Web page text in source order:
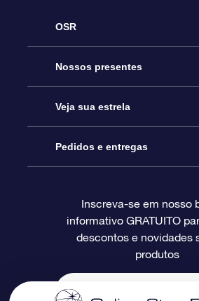
OSR
Serviço
Entre em contato conosco
Blog
Avaliações
Nossos presentes
Presente estrelar on-line
Pacote de presente da OSR
O cartão de presente da OSR
Presentes corporativos
Veja sua estrela
Star Register
Página estelar personalizada
Um Milhão de Estrelas
Pedidos e entregas
Informações de pagamento
Inscreva-se em nosso
informativo GRATUITO
descontos e novidades
produtos